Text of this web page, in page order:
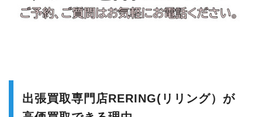
出張買取専門店RERING(リリング）が